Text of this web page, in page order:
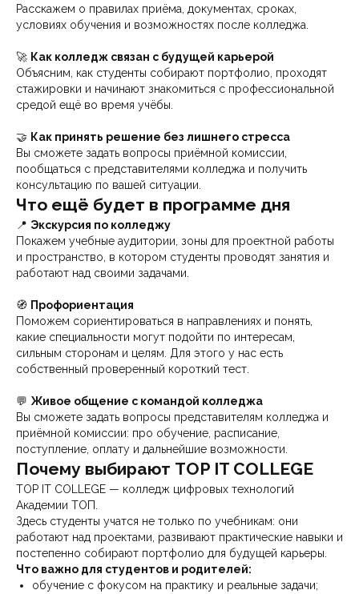
Расскажем о правилах приёма, документах, сроках,
условиях обучения и возможностях после колледжа.
🚀 Как колледж связан с будущей карьерой
Объясним, как студенты собирают портфолио, проходят
стажировки и начинают знакомиться с профессиональной
средой ещё во время учёбы.
🤝 Как принять решение без лишнего стресса
Вы сможете задать вопросы приёмной комиссии,
пообщаться с представителями колледжа и получить
консультацию по вашей ситуации.
Что ещё будет в программе дня
📍 Экскурсия по колледжу
Покажем учебные аудитории, зоны для проектной работы
и пространство, в котором студенты проводят занятия и
работают над своими задачами.
🧭 Профориентация
Поможем сориентироваться в направлениях и понять,
какие специальности могут подойти по интересам,
сильным сторонам и целям. Для этого у нас есть
собственный проверенный короткий тест.
💬 Живое общение с командой колледжа
Вы сможете задать вопросы представителям колледжа и
приёмной комиссии: про обучение, расписание,
поступление, оплату и дальнейшие возможности.
Почему выбирают TOP IT COLLEGE
TOP IT COLLEGE — колледж цифровых технологий
Академии ТОП.
Здесь студенты учатся не только по учебникам: они
работают над проектами, развивают практические навыки и
постепенно собирают портфолио для будущей карьеры.
Что важно для студентов и родителей:
обучение с фокусом на практику и реальные задачи;